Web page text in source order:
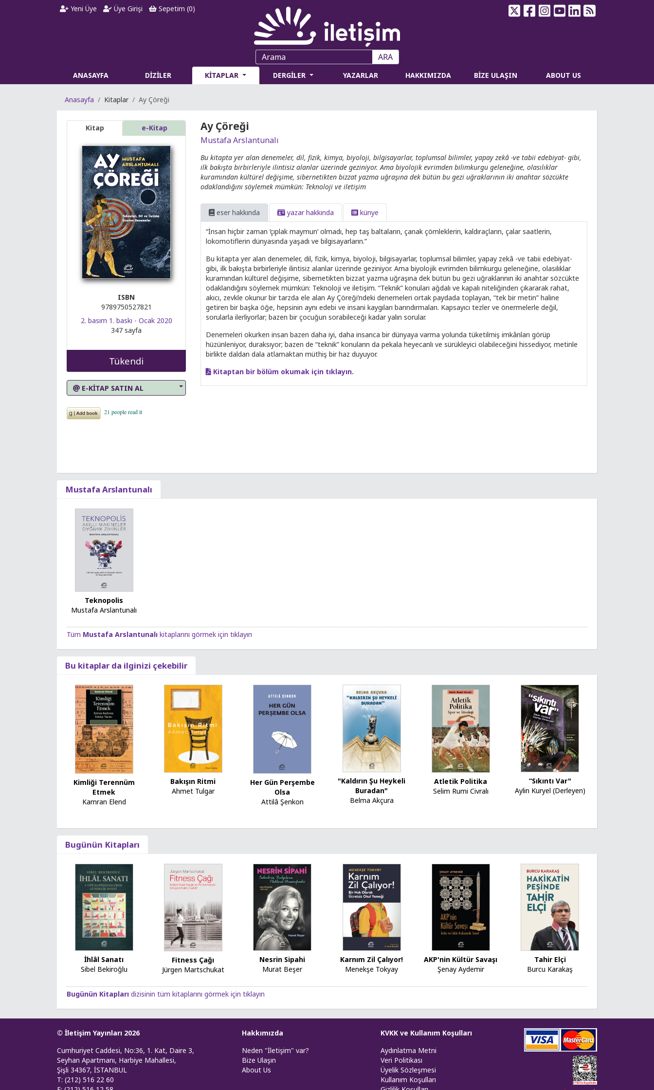
Yeni Üye Üye Girişi Sepetim (0)
ARA
ANASAYFA DİZİLER KİTAPLAR DERGİLER YAZARLAR HAKKIMIZDA BİZE ULAŞIN ABOUT US
Anasayfa Kitaplar Ay Çöreği
Kitap e-Kitap
ISBN
9789750527821
2. basım 1. baskı - Ocak 2020
347 sayfa
Tükendi
E-KİTAP SATIN AL
Ay Çöreği
Mustafa Arslantunalı
Bu kitapta yer alan denemeler, dil, fizik, kimya, biyoloji, bilgisayarlar, toplumsal bilimler, yapay zekâ -ve tabii edebiyat- gibi,
ilk bakışta birbirleriyle ilintisiz alanlar üzerinde geziniyor. Ama biyolojik evrimden bilimkurgu geleneğine, olasılıklar
kuramından kültürel değişime, sibernetikten bizzat yazma uğraşına dek bütün bu gezi uğraklarının iki anahtar sözcükte
odaklandığını söylemek mümkün: Teknoloji ve iletişim
eser hakkında yazar hakkında künye
“İnsan hiçbir zaman ‘çıplak maymun’ olmadı, hep taş baltaların, çanak çömleklerin, kaldıraçların, çalar saatlerin,
lokomotiflerin dünyasında yaşadı ve bilgisayarların.”
Bu kitapta yer alan denemeler, dil, fizik, kimya, biyoloji, bilgisayarlar, toplumsal bilimler, yapay zekâ -ve tabii edebiyat-
gibi, ilk bakışta birbirleriyle ilintisiz alanlar üzerinde geziniyor. Ama biyolojik evrimden bilimkurgu geleneğine, olasılıklar
kuramından kültürel değişime, sibernetikten bizzat yazma uğraşına dek bütün bu gezi uğraklarının iki anahtar sözcükte
odaklandığını söylemek mümkün: Teknoloji ve iletişim. “Teknik” konuları ağdalı ve kapalı niteliğinden çıkararak rahat,
akıcı, zevkle okunur bir tarzda ele alan Ay Çöreği’ndeki denemeleri ortak paydada toplayan, “tek bir metin” haline
getiren bir başka öğe, hepsinin aynı edebi ve insani kaygıları barındırmaları. Kapsayıcı tezler ve önermelerle değil,
sorularla ilerliyorlar; bazen bir çocuğun sorabileceği kadar yalın sorular.
Denemeleri okurken insan bazen daha iyi, daha insanca bir dünyaya varma yolunda tüketilmiş imkânları görüp
hüzünleniyor, duraksıyor; bazen de “teknik” konuların da pekala heyecanlı ve sürükleyici olabileceğini hissediyor, metinle
birlikte daldan dala atlamaktan müthiş bir haz duyuyor.
Kitaptan bir bölüm okumak için tıklayın.
Mustafa Arslantunalı
Teknopolis
Mustafa Arslantunalı
Tüm Mustafa Arslantunalı kitaplarını görmek için tıklayın
Bu kitaplar da ilginizi çekebilir
Kimliği Terennüm
Etmek
Kamran Elend
Bakışın Ritmi
Ahmet Tulgar
Her Gün Perşembe
Olsa
Attilâ Şenkon
"Kaldırın Şu Heykeli
Buradan"
Belma Akçura
Atletik Politika
Selim Rumi Civralı
“Sıkıntı Var"
Aylin Kuryel (Derleyen)
Bugünün Kitapları
İhlâl Sanatı
Sibel Bekiroğlu
Fitness Çağı
Jürgen Martschukat
Nesrin Sipahi
Murat Beşer
Karnım Zil Çalıyor!
Menekşe Tokyay
AKP'nin Kültür Savaşı
Şenay Aydemir
Tahir Elçi
Burcu Karakaş
Bugünün Kitapları dizisinin tüm kitaplarını görmek için tıklayın
© İletişim Yayınları 2026
Cumhuriyet Caddesi, No:36, 1. Kat, Daire 3,
Seyhan Apartmanı, Harbiye Mahallesi,
Şişli 34367, İSTANBUL
T: (212) 516 22 60
Hakkımızda
Neden "İletişim" var?
Bize Ulaşın
About Us
KVKK ve Kullanım Koşulları
Aydınlatma Metni
Veri Politikası
Üyelik Sözleşmesi
Kullanım Koşulları